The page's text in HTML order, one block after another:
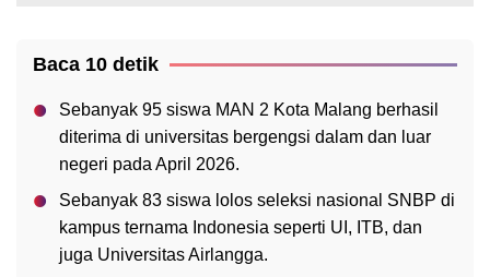
Baca 10 detik
Sebanyak 95 siswa MAN 2 Kota Malang berhasil
diterima di universitas bergengsi dalam dan luar
negeri pada April 2026.
Sebanyak 83 siswa lolos seleksi nasional SNBP di
kampus ternama Indonesia seperti UI, ITB, dan
juga Universitas Airlangga.